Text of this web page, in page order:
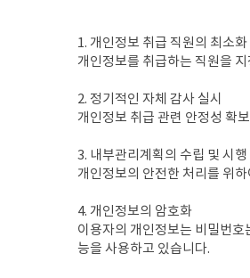
1. 개인정보 취급 직원의 최소화
개인정보를 취급하는 직원을
2. 정기적인 자체 감사 실시
개인정보 취급 관련 안정성 확
3. 내부관리계획의 수립 및 시행
개인정보의 안전한 처리를 위
4. 개인정보의 암호화
이용자의 개인정보는 비밀번호
능을 사용하고 있습니다.